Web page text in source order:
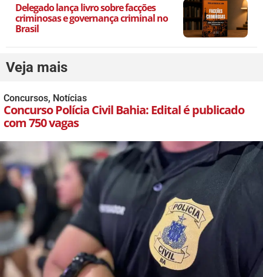
Delegado lança livro sobre facções
criminosas e governança criminal no
Brasil
Veja mais
Concursos, Notícias
Concurso Polícia Civil Bahia: Edital é publicado
com 750 vagas